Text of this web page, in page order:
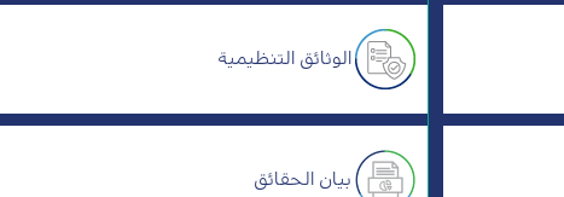
الوثائق التنظيمية
بيان الحقائق